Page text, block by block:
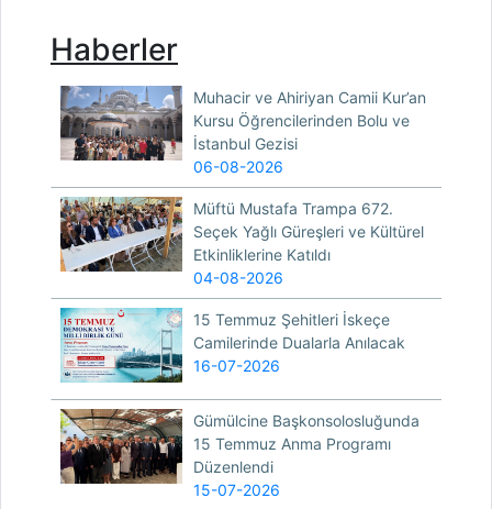
Haberler
Muhacir ve Ahiriyan Camii Kur’an
Kursu Öğrencilerinden Bolu ve
İstanbul Gezisi
06-08-2026
Müftü Mustafa Trampa 672.
Seçek Yağlı Güreşleri ve Kültürel
Etkinliklerine Katıldı
04-08-2026
15 Temmuz Şehitleri İskeçe
Camilerinde Dualarla Anılacak
16-07-2026
Gümülcine Başkonsolosluğunda
15 Temmuz Anma Programı
Düzenlendi
15-07-2026